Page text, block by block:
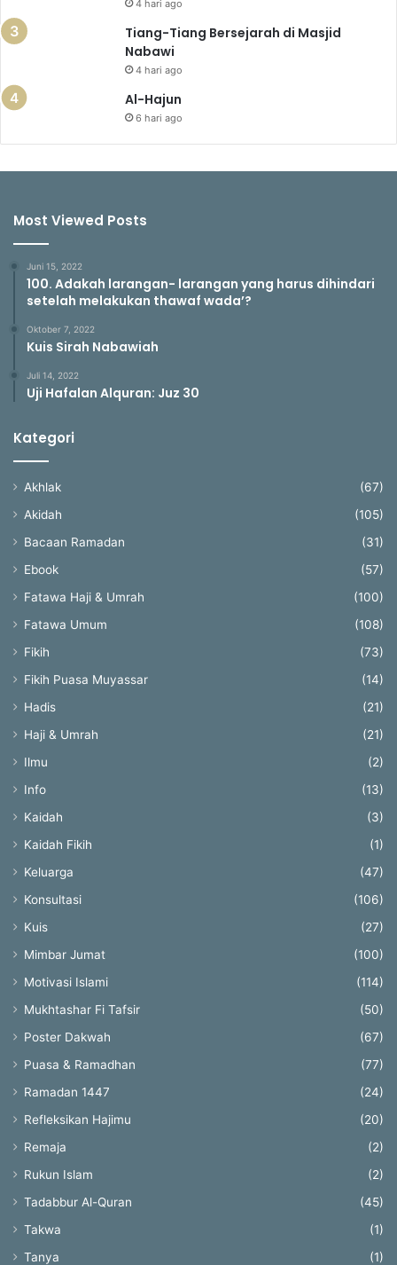
4 hari ago
Tiang-Tiang Bersejarah di Masjid
Nabawi
4 hari ago
Al-Hajun
6 hari ago
Most Viewed Posts
Juni 15, 2022
100. Adakah larangan- larangan yang harus dihindari
setelah melakukan thawaf wada’?
Oktober 7, 2022
Kuis Sirah Nabawiah
Juli 14, 2022
Uji Hafalan Alquran: Juz 30
Kategori
Akhlak
(67)
Akidah
(105)
Bacaan Ramadan
(31)
Ebook
(57)
Fatawa Haji & Umrah
(100)
Fatawa Umum
(108)
Fikih
(73)
Fikih Puasa Muyassar
(14)
Hadis
(21)
Haji & Umrah
(21)
Ilmu
(2)
Info
(13)
Kaidah
(3)
Kaidah Fikih
(1)
Keluarga
(47)
Konsultasi
(106)
Kuis
(27)
Mimbar Jumat
(100)
Motivasi Islami
(114)
Mukhtashar Fi Tafsir
(50)
Poster Dakwah
(67)
Puasa & Ramadhan
(77)
Ramadan 1447
(24)
Refleksikan Hajimu
(20)
Remaja
(2)
Rukun Islam
(2)
Tadabbur Al-Quran
(45)
Takwa
(1)
Tanya
(1)